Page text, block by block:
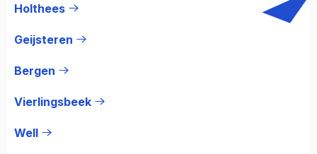
Holthees
Geijsteren
Bergen
Vierlingsbeek
Well